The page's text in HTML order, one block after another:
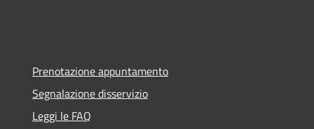
Prenotazione appuntamento
Segnalazione disservizio
Leggi le FAQ